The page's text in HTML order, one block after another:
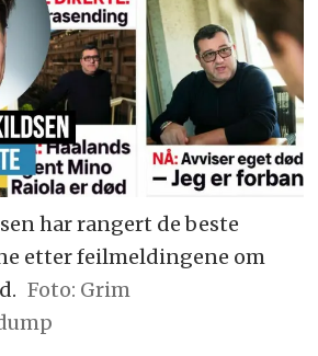
har rangert de beste
etter feilmeldingene om
Foto: Grim